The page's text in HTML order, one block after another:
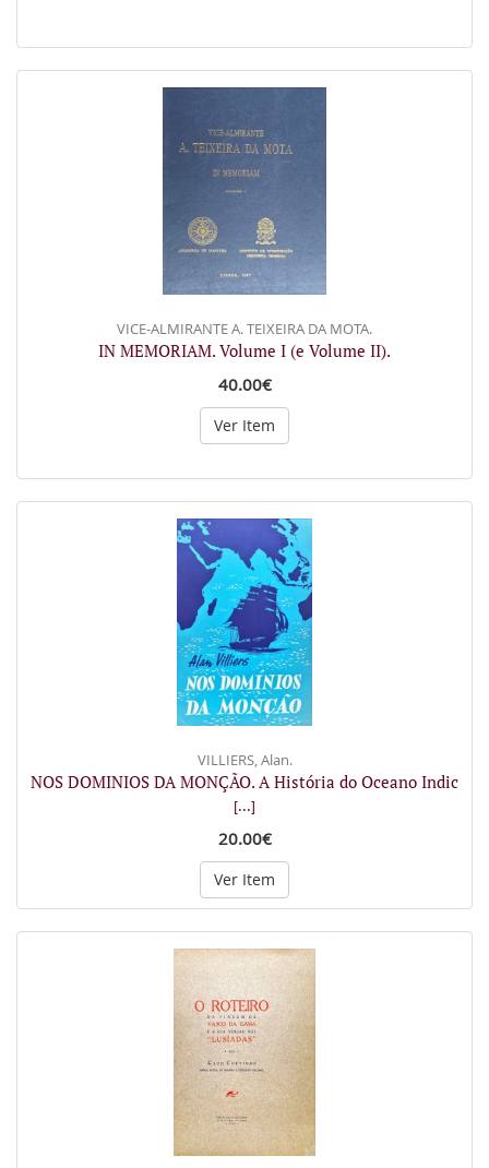
VICE-ALMIRANTE A. TEIXEIRA DA MOTA.
IN MEMORIAM. Volume I (e Volume II).
40.00€
Ver Item
VILLIERS, Alan.
NOS DOMINIOS DA MONÇÃO. A História do Oceano Indic
[...]
20.00€
Ver Item